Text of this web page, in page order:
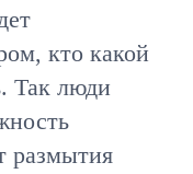
кто какой
Так люди
размытия